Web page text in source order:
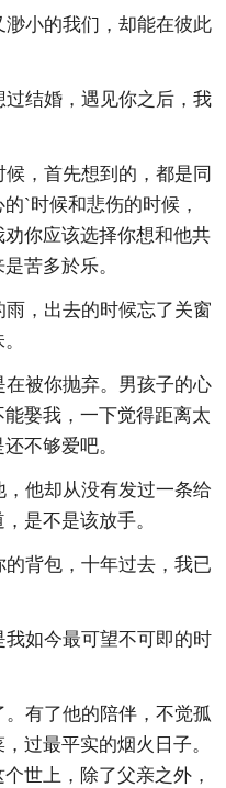
小的我们，却能在彼此
结婚，遇见你之后，我
，首先想到的，都是同
`时候和悲伤的时候，
你应该选择你想和他共
苦多於乐。
，出去的时候忘了关窗
被你抛弃。男孩子的心
娶我，一下觉得距离太
不够爱吧。
他却从没有发过一条给
是不是该放手。
背包，十年过去，我已
如今最可望不可即的时
有了他的陪伴，不觉孤
过最平实的烟火日子。
世上，除了父亲之外，